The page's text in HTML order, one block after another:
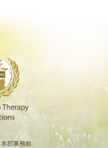
本部事務局